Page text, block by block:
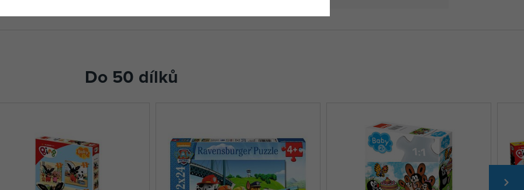
Do 50 dílků